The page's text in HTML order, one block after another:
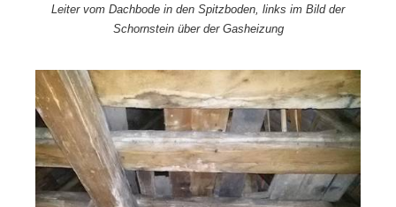
Leiter vom Dachbode in den Spitzboden, links im Bild der
Schornstein über der Gasheizung